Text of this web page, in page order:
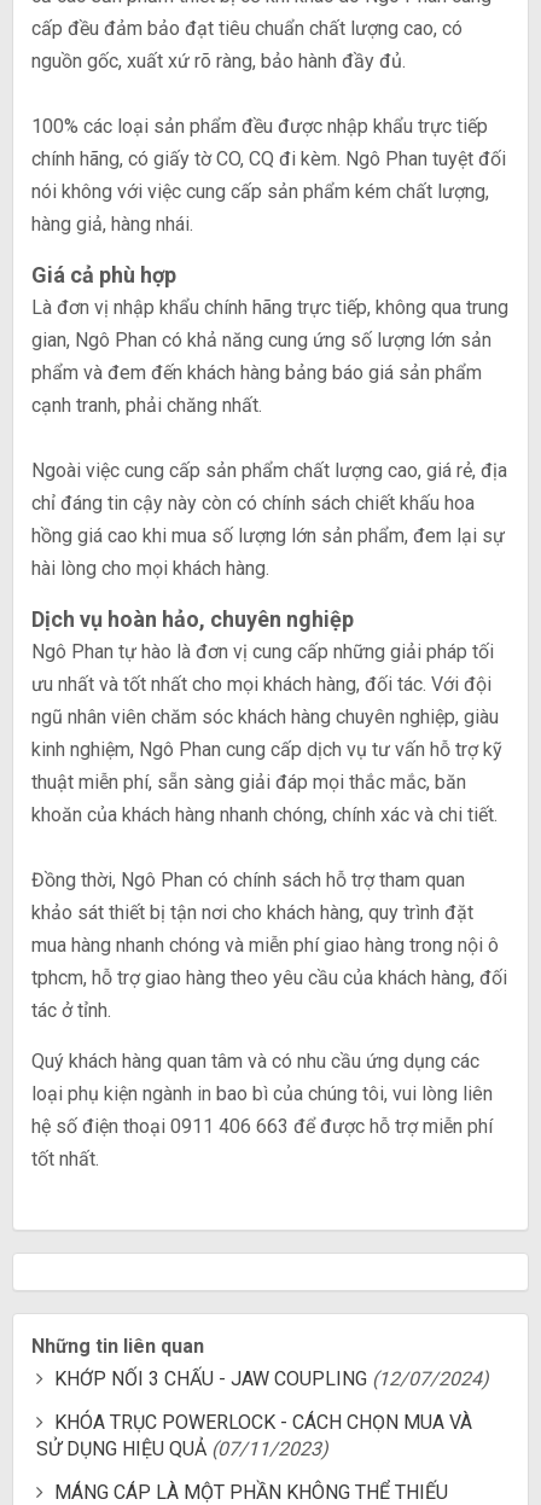
cấp đều đảm bảo đạt tiêu chuẩn chất lượng cao, có
nguồn gốc, xuất xứ rõ ràng, bảo hành đầy đủ.
100% các loại sản phẩm đều được nhập khẩu trực tiếp
chính hãng, có giấy tờ CO, CQ đi kèm. Ngô Phan tuyệt đối
nói không với việc cung cấp sản phẩm kém chất lượng,
hàng giả, hàng nhái.
Giá cả phù hợp
Là đơn vị nhập khẩu chính hãng trực tiếp, không qua trung
gian, Ngô Phan có khả năng cung ứng số lượng lớn sản
phẩm và đem đến khách hàng bảng báo giá sản phẩm
cạnh tranh, phải chăng nhất.
Ngoài việc cung cấp sản phẩm chất lượng cao, giá rẻ, địa
chỉ đáng tin cậy này còn có chính sách chiết khấu hoa
hồng giá cao khi mua số lượng lớn sản phẩm, đem lại sự
hài lòng cho mọi khách hàng.
Dịch vụ hoàn hảo, chuyên nghiệp
Ngô Phan tự hào là đơn vị cung cấp những giải pháp tối
ưu nhất và tốt nhất cho mọi khách hàng, đối tác. Với đội
ngũ nhân viên chăm sóc khách hàng chuyên nghiệp, giàu
kinh nghiệm, Ngô Phan cung cấp dịch vụ tư vấn hỗ trợ kỹ
thuật miễn phí, sẵn sàng giải đáp mọi thắc mắc, băn
khoăn của khách hàng nhanh chóng, chính xác và chi tiết.
Đồng thời, Ngô Phan có chính sách hỗ trợ tham quan
khảo sát thiết bị tận nơi cho khách hàng, quy trình đặt
mua hàng nhanh chóng và miễn phí giao hàng trong nội ô
tphcm, hỗ trợ giao hàng theo yêu cầu của khách hàng, đối
tác ở tỉnh.
Quý khách hàng quan tâm và có nhu cầu ứng dụng các
loại phụ kiện ngành in bao bì của chúng tôi, vui lòng liên
hệ số điện thoại 0911 406 663 để được hỗ trợ miễn phí
tốt nhất.
Những tin liên quan
KHỚP NỐI 3 CHẤU - JAW COUPLING (12/07/2024)
KHÓA TRỤC POWERLOCK - CÁCH CHỌN MUA VÀ
SỬ DỤNG HIỆU QUẢ (07/11/2023)
MÁNG CÁP LÀ MỘT PHẦN KHÔNG THỂ THIẾU